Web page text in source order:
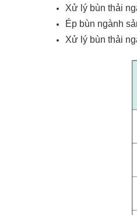
Xử lý bùn thải
Ép bùn ngành
Xử lý bùn thải